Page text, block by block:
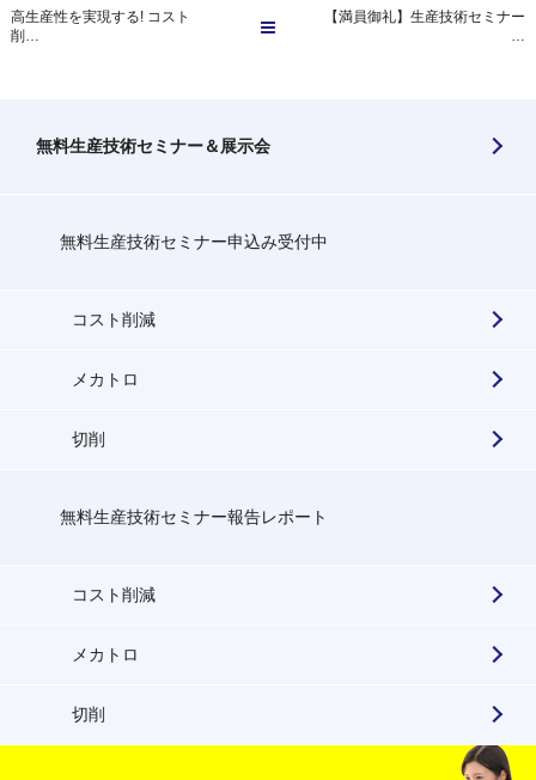
無料生産技術セミナー＆展示会
無料生産技術セミナー申込み受付中
コスト削減
メカトロ
切削
無料生産技術セミナー報告レポート
コスト削減
メカトロ
切削
高生産性を実現する! コスト
削…
【満員御礼】生産技術セミナー
…